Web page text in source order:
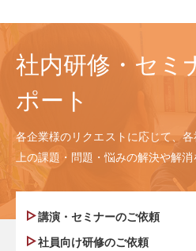
社内研修・セミ
ポート
各企業様のリクエストに応じて、
上の課題・問題・悩みの解決や解消
講演・セミナーのご依頼
社員向け研修のご依頼